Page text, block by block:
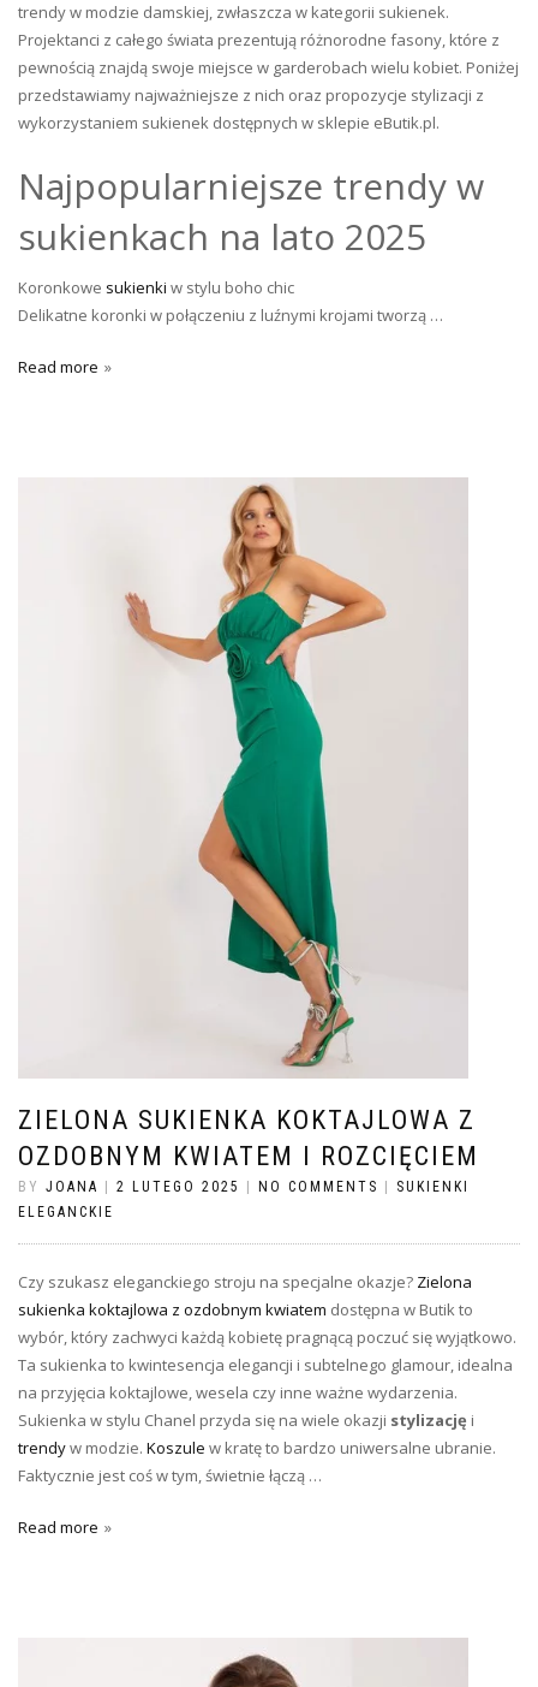
trendy w modzie damskiej, zwłaszcza w kategorii sukienek.
Projektanci z całego świata prezentują różnorodne fasony, które z
pewnością znajdą swoje miejsce w garderobach wielu kobiet. Poniżej
przedstawiamy najważniejsze z nich oraz propozycje stylizacji z
wykorzystaniem sukienek dostępnych w sklepie eButik.pl.
Najpopularniejsze trendy w
sukienkach na lato 2025
Koronkowe sukienki w stylu boho chic
Delikatne koronki w połączeniu z luźnymi krojami tworzą …
Read more
ZIELONA SUKIENKA KOKTAJLOWA Z
OZDOBNYM KWIATEM I ROZCIĘCIEM
BY JOANA | 2 LUTEGO 2025 | NO COMMENTS | SUKIENKI
ELEGANCKIE
Czy szukasz eleganckiego stroju na specjalne okazje? Zielona
sukienka koktajlowa z ozdobnym kwiatem dostępna w Butik to
wybór, który zachwyci każdą kobietę pragnącą poczuć się wyjątkowo.
Ta sukienka to kwintesencja elegancji i subtelnego glamour, idealna
na przyjęcia koktajlowe, wesela czy inne ważne wydarzenia.
Sukienka w stylu Chanel przyda się na wiele okazji stylizację i
trendyw modzie. Koszule w kratę to bardzo uniwersalne ubranie.
Faktycznie jest coś w tym, świetnie łączą …
Read more